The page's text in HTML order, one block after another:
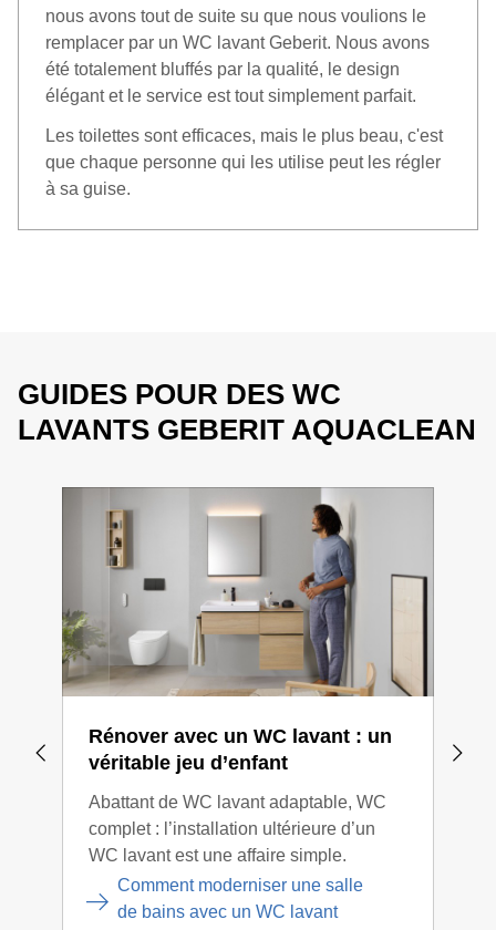
nous avons tout de suite su que nous voulions le
remplacer par un WC lavant Geberit. Nous avons
été totalement bluffés par la qualité, le design
élégant et le service est tout simplement parfait.
Les toilettes sont efficaces, mais le plus beau, c'est
que chaque personne qui les utilise peut les régler
à sa guise.
GUIDES POUR DES WC
LAVANTS GEBERIT AQUACLEAN
Rénover avec un WC lavant : un
véritable jeu d’enfant
Abattant de WC lavant adaptable, WC
complet : l’installation ultérieure d’un
WC lavant est une affaire simple.
Comment moderniser une salle
de bains avec un WC lavant